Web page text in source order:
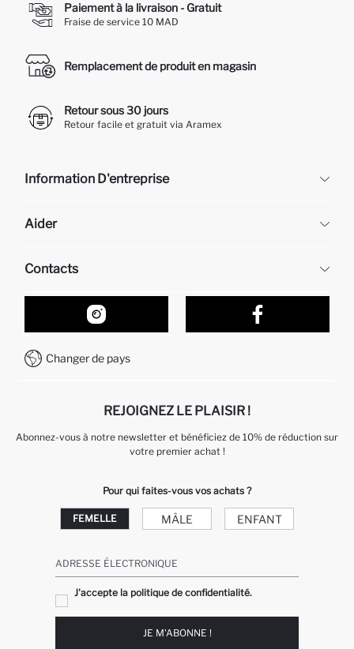
Paiement à la livraison - Gratuit
Fraise de service 10 MAD
Remplacement de produit en magasin
Retour sous 30 jours
Retour facile et gratuit via Aramex
Information D'entreprise
À propos de nous
Aider
Retour et changement
Suivi de la Commande
Comment acheter sur DeFacto ?
Comment payer sur DeFacto?
Contacts
Nos Magasins
Formulaire de contact
Service Client +212 525 076 633
Changer de pays
REJOIGNEZ LE PLAISIR !
Abonnez-vous à notre newsletter et bénéficiez de 10% de réduction sur
votre premier achat !
Pour qui faites-vous vos achats ?
FEMELLE MÂLE ENFANT
ADRESSE ÉLECTRONIQUE
J'accepte la politique de confidentialité.
JE M'ABONNE !